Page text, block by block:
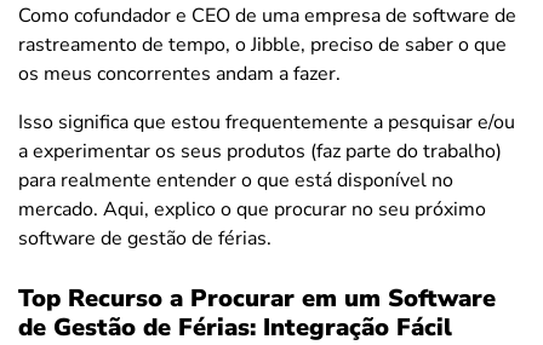
Como cofundador e CEO de uma empresa de software de
rastreamento de tempo, o Jibble, preciso de saber o que
os meus concorrentes andam a fazer.
Isso significa que estou frequentemente a pesquisar e/ou
a experimentar os seus produtos (faz parte do trabalho)
para realmente entender o que está disponível no
mercado. Aqui, explico o que procurar no seu próximo
software de gestão de férias.
Top Recurso a Procurar em um Software
de Gestão de Férias: Integração Fácil